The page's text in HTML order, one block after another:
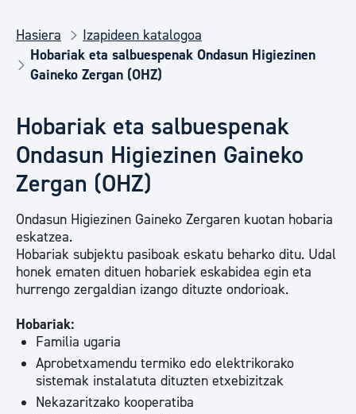
Hasiera
Izapideen katalogoa
Hobariak eta salbuespenak Ondasun Higiezinen
Gaineko Zergan (OHZ)
Hobariak eta salbuespenak
Ondasun Higiezinen Gaineko
Zergan (OHZ)
Ondasun Higiezinen Gaineko Zergaren kuotan hobaria
eskatzea.
Hobariak subjektu pasiboak eskatu beharko ditu. Udal
honek ematen dituen hobariek eskabidea egin eta
hurrengo zergaldian izango dituzte ondorioak.
Hobariak:
Familia ugaria
Aprobetxamendu termiko edo elektrikorako
sistemak instalatuta dituzten etxebizitzak
Nekazaritzako kooperatiba